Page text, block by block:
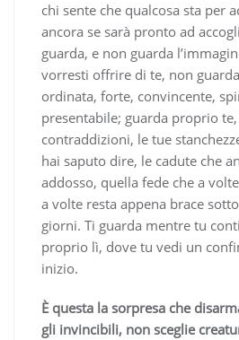
chi sente che qualcosa sta per
ancora se sarà pronto ad
guarda, e non guarda
vorresti offrire di te, non
ordinata, forte, convincente,
presentabile; guarda proprio
contraddizioni, le tue
hai saputo dire, le cadute che
addosso, quella fede che a
a volte resta appena brace
giorni. Ti guarda mentre tu
proprio lì, dove tu vedi un
inizio.
È questa la sorpresa che
gli invincibili, non sceglie